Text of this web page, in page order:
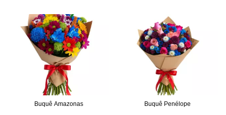
Buquê Amazonas Buquê Penélope